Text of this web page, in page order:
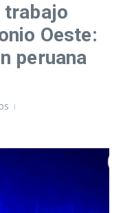
trabajo
Oeste:
peruana